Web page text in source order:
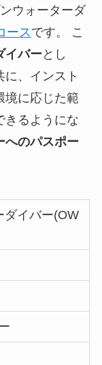
ウォーターダ
ース です。 こ
イバーとし
、インスト
に応じた範
きるようにな
へのパスポー
ダイバー(OW